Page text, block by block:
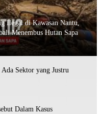
Ilegal di Kawasan Nantu,
Menembus Hutan Sapa
Sektor yang Justru
Dalam Kasus